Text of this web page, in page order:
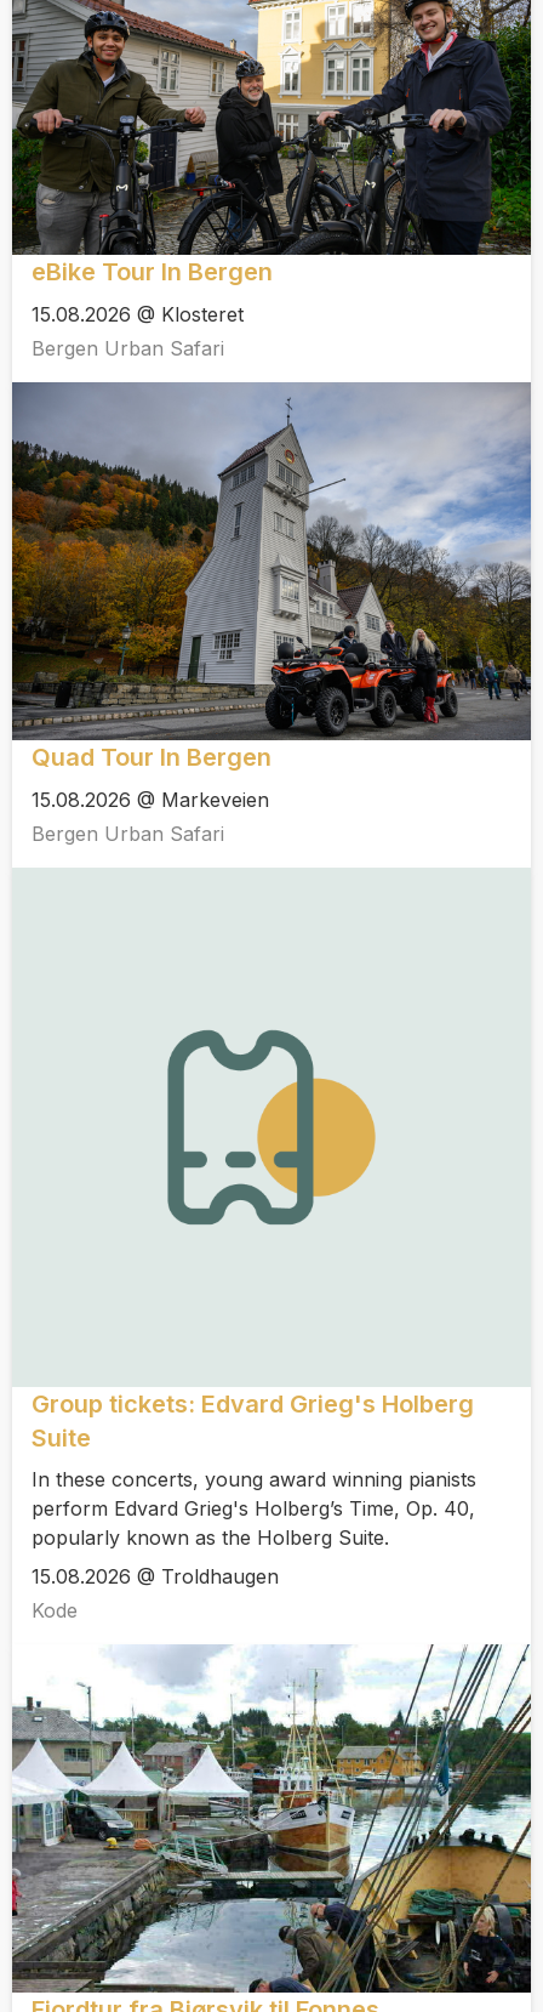
eBike Tour In Bergen
15.08.2026 @ Klosteret
Bergen Urban Safari
Quad Tour In Bergen
15.08.2026 @ Markeveien
Bergen Urban Safari
Group tickets: Edvard Grieg's Holberg
Suite
In these concerts, young award winning pianists
perform Edvard Grieg's Holberg’s Time, Op. 40,
popularly known as the Holberg Suite.
15.08.2026 @ Troldhaugen
Kode